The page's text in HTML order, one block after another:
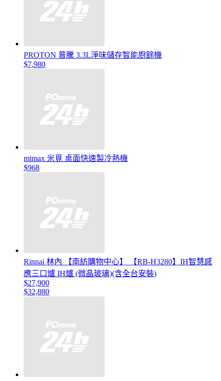
PROTON 普騰 3.3L淨味儲存智能廚餘機
$7,980
mimax 米覓 桌面快速製冷熱機
$968
Rinnai 林內 【南紡購物中心】 【RB-H3280】IH智慧感
應三口爐 IH爐 (微晶玻璃)(含全台安裝)
$27,900
$32,880